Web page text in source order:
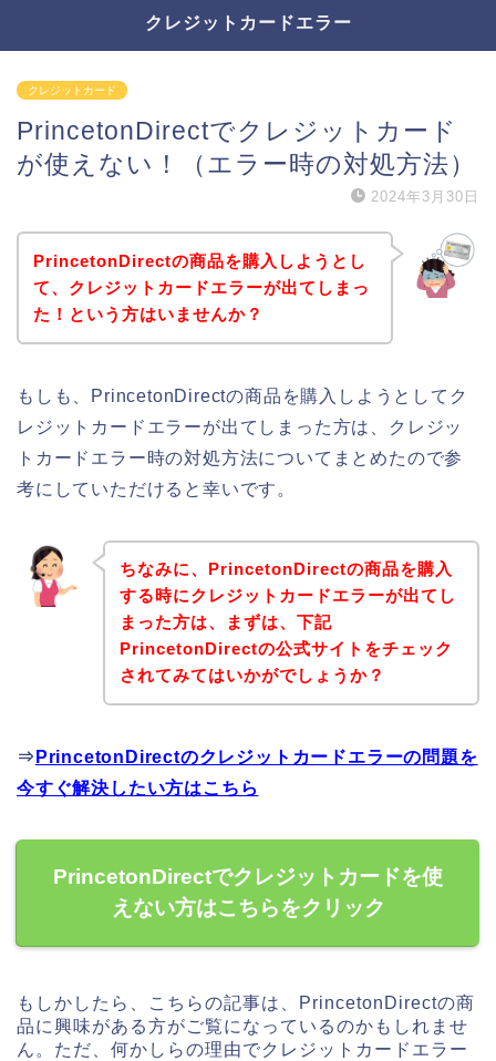
クレジットカードエラー
クレジットカード
PrincetonDirectでクレジットカード
が使えない！（エラー時の対処方法）
2024年3月30日
PrincetonDirectの商品を購入しようとし
て、クレジットカードエラーが出てしまっ
た！という方はいませんか？
もしも、PrincetonDirectの商品を購入しようとしてク
レジットカードエラーが出てしまった方は、クレジッ
トカードエラー時の対処方法についてまとめたので参
考にしていただけると幸いです。
ちなみに、PrincetonDirectの商品を購入
する時にクレジットカードエラーが出てし
まった方は、まずは、下記
PrincetonDirectの公式サイトをチェック
されてみてはいかがでしょうか？
⇒ PrincetonDirectのクレジットカードエラーの問題を
今すぐ解決したい方はこちら
PrincetonDirectでクレジットカードを使
えない方はこちらをクリック
もしかしたら、こちらの記事は、PrincetonDirectの商
品に興味がある方がご覧になっているのかもしれませ
ん。ただ、何かしらの理由でクレジットカードエラー